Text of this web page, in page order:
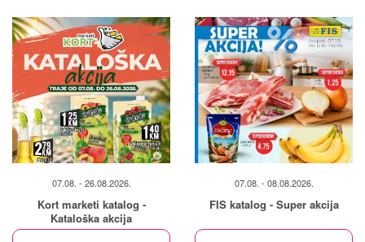
07.08. - 26.08.2026.
Kort marketi katalog -
Kataloška akcija
07.08. - 08.08.2026.
FIS katalog - Super akcija